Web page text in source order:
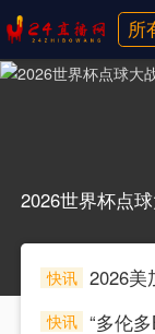
所
快讯
快讯